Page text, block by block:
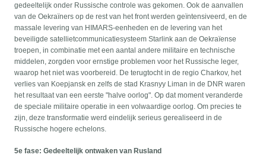
gedeeltelijk onder Russische controle was gekomen. Ook de aanvallen
van de Oekraïners op de rest van het front werden geïntensiveerd, en de
massale levering van HIMARS-eenheden en de levering van het
beveiligde satellietcommunicatiesysteem Starlink aan de Oekraïense
troepen, in combinatie met een aantal andere militaire en technische
middelen, zorgden voor ernstige problemen voor het Russische leger,
waarop het niet was voorbereid. De terugtocht in de regio Charkov, het
verlies van Koepjansk en zelfs de stad Krasnyy Liman in de DNR waren
het resultaat van een eerste "halve oorlog". Op dat moment veranderde
de speciale militaire operatie in een volwaardige oorlog. Om precies te
zijn, deze transformatie werd eindelijk serieus gerealiseerd in de
Russische hogere echelons.
5e fase: Gedeeltelijk ontwaken van Rusland